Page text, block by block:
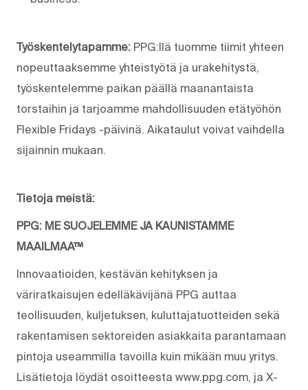
Työskentelytapamme: PPG:llä tuomme tiimit yhteen
nopeuttaaksemme yhteistyötä ja urakehitystä,
työskentelemme paikan päällä maanantaista
torstaihin ja tarjoamme mahdollisuuden etätyöhön
Flexible Fridays -päivinä. Aikataulut voivat vaihdella
sijainnin mukaan.
Tietoja meistä:
PPG: ME SUOJELEMME JA KAUNISTAMME
MAAILMAA™
Innovaatioiden, kestävän kehityksen ja
väriratkaisujen edelläkävijänä PPG auttaa
teollisuuden, kuljetuksen, kuluttajatuotteiden sekä
rakentamisen sektoreiden asiakkaita parantamaan
pintoja useammilla tavoilla kuin mikään muu yritys.
Lisätietoja löydät osoitteesta www.ppg.com, ja X-